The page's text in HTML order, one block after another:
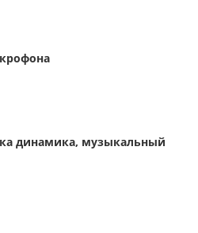
динамика, музыкальный